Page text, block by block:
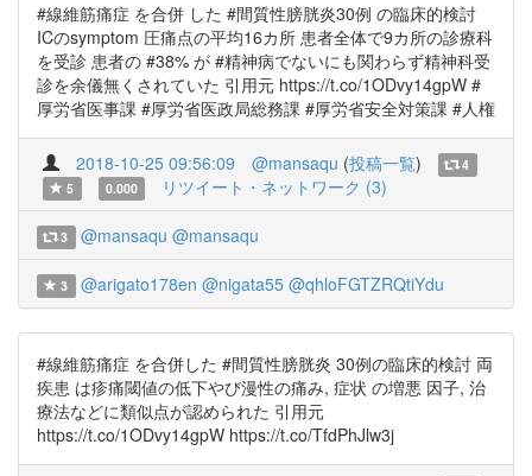
#線維筋痛症 を合併 した #間質性膀胱炎30例 の臨床的検討
ICのsymptom 圧痛点の平均16カ所 患者全体で9カ所の診療科
を受診 患者の #38% が #精神病でないにも関わらず精神科受
診を余儀無くされていた 引用元 https://t.co/1ODvy14gpW #
厚労省医事課 #厚労省医政局総務課 #厚労省安全対策課 #人権
2018-10-25 09:56:09 @mansaqu (投稿一覧)
4
5
0.000 リツイート・ネットワーク (3)
3 @mansaqu @mansaqu
3 @arigato178en @nigata55 @qhloFGTZRQtiYdu
#線維筋痛症 を合併した #間質性膀胱炎 30例の臨床的検討 両
疾患 は疹痛閾値の低下やび漫性の痛み, 症状 の増悪 因子, 治
療法などに類似点が認められた 引用元
https://t.co/1ODvy14gpW https://t.co/TfdPhJlw3j